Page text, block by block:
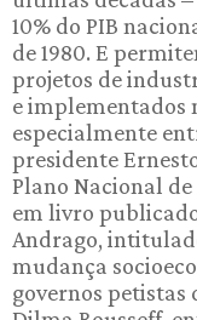
10% do PIB
de 1980. E
projetos de
e implementados
especialmente
presidente
Plano Nacional
em livro
Andrago,
mudança
governos petistas